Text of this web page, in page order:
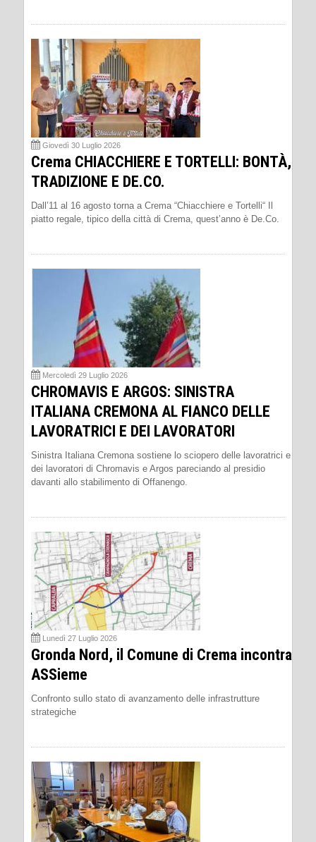
Giovedì 30 Luglio 2026
Crema CHIACCHIERE E TORTELLI: BONTÀ,
TRADIZIONE E DE.CO.
Dall’11 al 16 agosto torna a Crema “Chiacchiere e Tortelli“ Il
piatto regale, tipico della città di Crema, quest’anno è De.Co.
Mercoledì 29 Luglio 2026
CHROMAVIS E ARGOS: SINISTRA
ITALIANA CREMONA AL FIANCO DELLE
LAVORATRICI E DEI LAVORATORI
Sinistra Italiana Cremona sostiene lo sciopero delle lavoratrici e
dei lavoratori di Chromavis e Argos pareciando al presidio
davanti allo stabilimento di Offanengo.
Lunedì 27 Luglio 2026
Gronda Nord, il Comune di Crema incontra
ASSieme
Confronto sullo stato di avanzamento delle infrastrutture
strategiche